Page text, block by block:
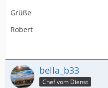
Grüße
Robert
bella_b33
Chef vom Dienst